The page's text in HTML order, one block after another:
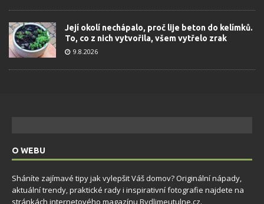
Její okolí nechápalo, proč lije beton do kelímků.
To, co z nich vytvořila, všem vytřelo zrak
9.8.2026
O WEBU
Sháníte zajímavé tipy jak vylepšit Váš domov? Originální nápady,
aktuální trendy, praktické rady i inspirativní fotografie najdete na